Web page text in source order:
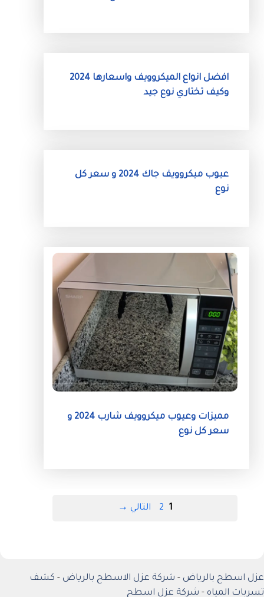
افضل انواع الميكروويف واسعارها 2024
وكيف تختاري نوع جيد
عيوب ميكروويف جاك 2024 و سعر كل
نوع
مميزات وعيوب ميكروويف شارب 2024 و
سعر كل نوع
Page
1
Page
2 التالي →
عزل اسطح بالرياض - شركة عزل الاسطح بالرياض - كشف
تسربات المياه - شركة عزل اسطح